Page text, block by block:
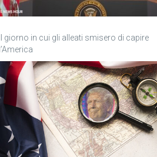
Il giorno in cui gli alleati smisero di capire
l’America